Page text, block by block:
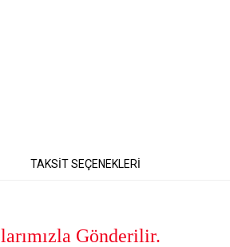
TAKSİT SEÇENEKLERİ
Gönderilir.